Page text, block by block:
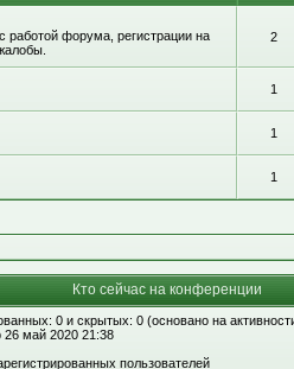
работой форума, регистрации на
2
1
1
1
Кто сейчас на конференции
0 и скрытых: 0 (основано на
26 май 2020 21:38
пользователей